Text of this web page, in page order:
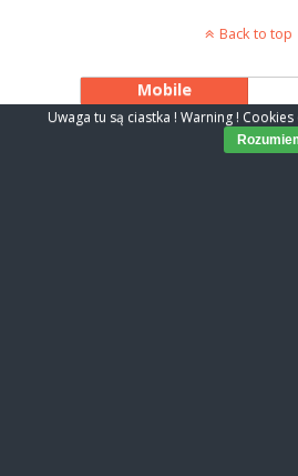
Back to top
Mobile
Uwaga tu są ciastka ! Warning !